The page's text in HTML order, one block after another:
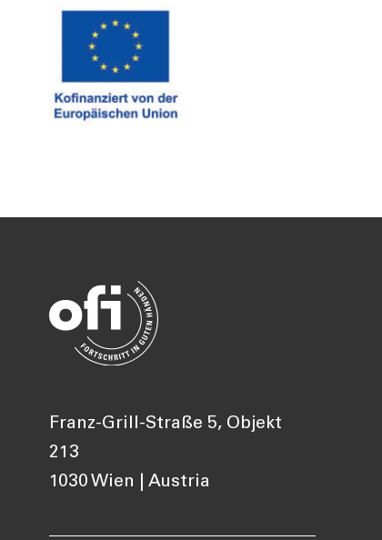
Franz-Grill-Straße 5, Objekt
213
1030 Wien | Austria